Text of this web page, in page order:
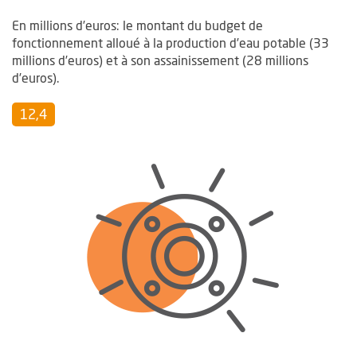
En millions d’euros: le montant du budget de
fonctionnement alloué à la production d’eau potable (33
millions d’euros) et à son assainissement (28 millions
d’euros).
12,4